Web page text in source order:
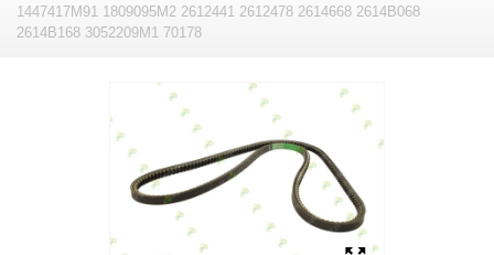
1447417M91 1809095M2 2612441 2612478 2614668 2614B068
2614B168 3052209M1 70178